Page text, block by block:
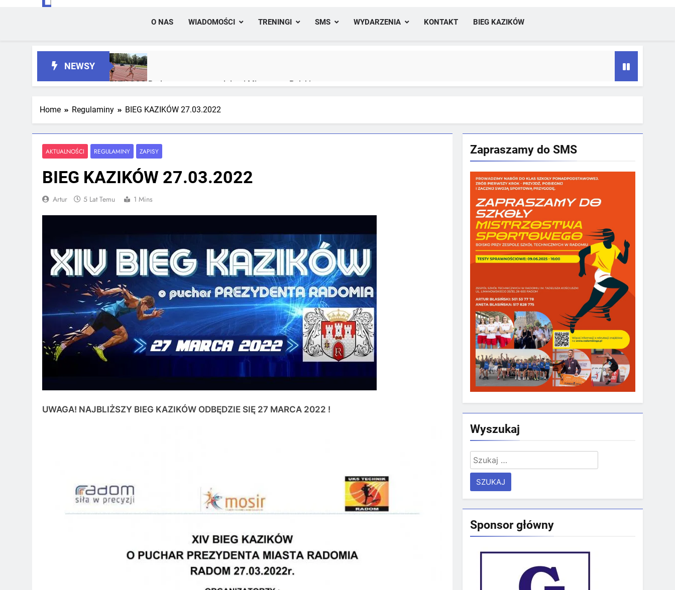
O NAS WIADOMOŚCI TRENINGI SMS WYDARZENIA KONTAKT BIEG KAZIKÓW
NEWSY
RLTL GGG Radom z trzema medalami Mistrzostw Polski
RLTL GGG Radom na podium klasyfikacji medalowej mistrzostw Polski U23 w Krakowie
4 Tygodnie Temu
Home Regulaminy BIEG KAZIKÓW 27.03.2022
AKTUALNOŚCI REGULAMINY ZAPISY
BIEG KAZIKÓW 27.03.2022
Artur 5 Lat Temu 1 Mins
UWAGA! NAJBLIŻSZY BIEG KAZIKÓW ODBĘDZIE SIĘ 27 MARCA 2022 !
Zapraszamy do SMS
Wyszukaj
Szukaj:
Sponsor główny